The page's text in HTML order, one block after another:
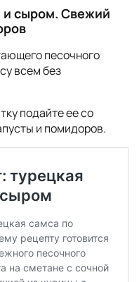
и сыром. Свежий
песочного
всем без
подайте ее со
и помидоров.